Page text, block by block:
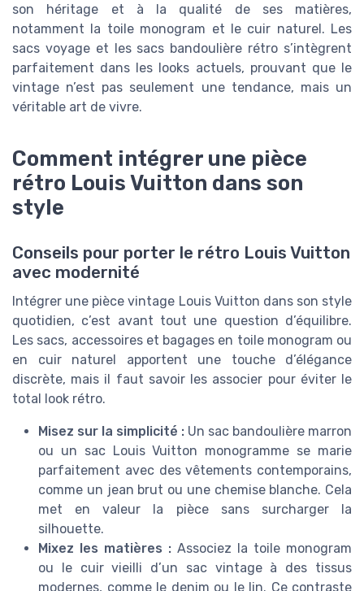
son héritage et à la qualité de ses matières,
notamment la toile monogram et le cuir naturel. Les
sacs voyage et les sacs bandoulière rétro s’intègrent
parfaitement dans les looks actuels, prouvant que le
vintage n’est pas seulement une tendance, mais un
véritable art de vivre.
Comment intégrer une pièce
rétro Louis Vuitton dans son
style
Conseils pour porter le rétro Louis Vuitton
avec modernité
Intégrer une pièce vintage Louis Vuitton dans son style
quotidien, c’est avant tout une question d’équilibre.
Les sacs, accessoires et bagages en toile monogram ou
en cuir naturel apportent une touche d’élégance
discrète, mais il faut savoir les associer pour éviter le
total look rétro.
Misez sur la simplicité : Un sac bandoulière marron
ou un sac Louis Vuitton monogramme se marie
parfaitement avec des vêtements contemporains,
comme un jean brut ou une chemise blanche. Cela
met en valeur la pièce sans surcharger la
silhouette.
Mixez les matières : Associez la toile monogram
ou le cuir vieilli d’un sac vintage à des tissus
modernes, comme le denim ou le lin. Ce contraste